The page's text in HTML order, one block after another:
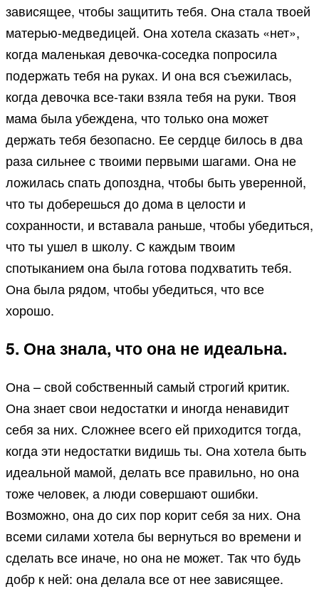
зависящее, чтобы защитить тебя. Она стала твоей
матерью-медведицей. Она хотела сказать «нет»,
когда маленькая девочка-соседка попросила
подержать тебя на руках. И она вся съежилась,
когда девочка все-таки взяла тебя на руки. Твоя
мама была убеждена, что только она может
держать тебя безопасно. Ее сердце билось в два
раза сильнее с твоими первыми шагами. Она не
ложилась спать допоздна, чтобы быть уверенной,
что ты доберешься до дома в целости и
сохранности, и вставала раньше, чтобы убедиться,
что ты ушел в школу. С каждым твоим
спотыканием она была готова подхватить тебя.
Она была рядом, чтобы убедиться, что все
хорошо.
5. Она знала, что она не идеальна.
Она – свой собственный самый строгий критик.
Она знает свои недостатки и иногда ненавидит
себя за них. Сложнее всего ей приходится тогда,
когда эти недостатки видишь ты. Она хотела быть
идеальной мамой, делать все правильно, но она
тоже человек, а люди совершают ошибки.
Возможно, она до сих пор корит себя за них. Она
всеми силами хотела бы вернуться во времени и
сделать все иначе, но она не может. Так что будь
добр к ней: она делала все от нее зависящее.